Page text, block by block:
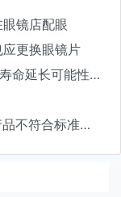
镜店配眼
更换眼镜片
科学家终于证实：戴眼镜的人更聪明，寿命延长可能性也大大增加！
广州市质监局抽查：84批次定配眼镜产品不符合标准要求